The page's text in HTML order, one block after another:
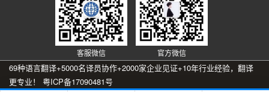
客服微信 官方微信
69种语言翻译+5000名译员协作+2000家企业见证+10年行业经验，翻译
更专业！ 粤ICP备17090481号